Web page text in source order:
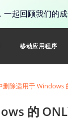
起回顾我们的成
移动应用程序
删除适用于 Windows
的